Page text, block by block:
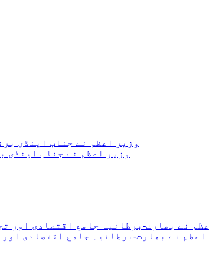
وزیر اعظم نے جناب اینڈی
اعظم نے بھارت-برطانیہ جامع اقتصادی